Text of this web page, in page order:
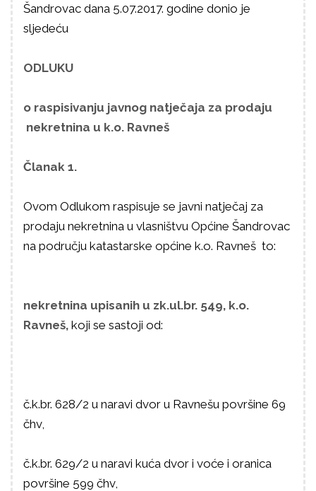
Šandrovac dana 5.07.2017. godine donio je
sljedeću
ODLUKU
o raspisivanju javnog natječaja za prodaju
nekretnina u k.o. Ravneš
Članak 1.
Ovom Odlukom raspisuje se javni natječaj za
prodaju nekretnina u vlasništvu Općine Šandrovac
na području katastarske općine k.o. Ravneš to:
nekretnina upisanih u zk.ul.br. 549, k.o.
Ravneš, koji se sastoji od:
č.k.br. 628/2 u naravi dvor u Ravnešu površine 69
čhv,
č.k.br. 629/2 u naravi kuća dvor i voće i oranica
površine 599 čhv,